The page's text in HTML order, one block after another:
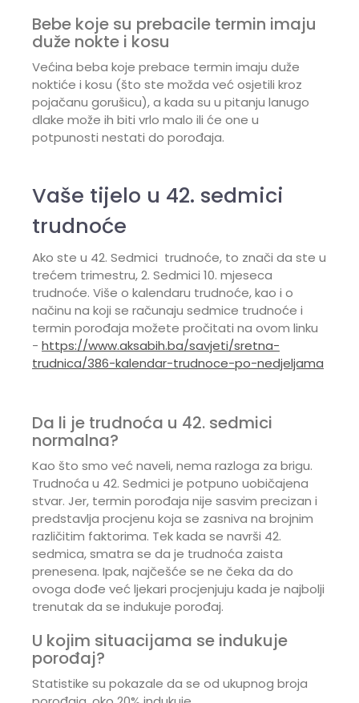
Bebe koje su prebacile termin imaju
duže nokte i kosu
Većina beba koje prebace termin imaju duže
noktiće i kosu (što ste možda već osjetili kroz
pojačanu gorušicu), a kada su u pitanju lanugo
dlake može ih biti vrlo malo ili će one u
potpunosti nestati do porođaja.
Vaše tijelo u 42. sedmici
trudnoće
Ako ste u 42. Sedmici trudnoće, to znači da ste u
trećem trimestru, 2. Sedmici 10. mjeseca
trudnoće. Više o kalendaru trudnoće, kao i o
načinu na koji se računaju sedmice trudnoće i
termin porođaja možete pročitati na ovom linku
- https://www.aksabih.ba/savjeti/sretna-
trudnica/386-kalendar-trudnoce-po-nedjeljama
Da li je trudnoća u 42. sedmici
normalna?
Kao što smo već naveli, nema razloga za brigu.
Trudnoća u 42. Sedmici je potpuno uobičajena
stvar. Jer, termin porođaja nije sasvim precizan i
predstavlja procjenu koja se zasniva na brojnim
različitim faktorima. Tek kada se navrši 42.
sedmica, smatra se da je trudnoća zaista
prenesena. Ipak, najčešće se ne čeka da do
ovoga dođe već ljekari procjenjuju kada je najbolji
trenutak da se indukuje porođaj.
U kojim situacijama se indukuje
porođaj?
Statistike su pokazale da se od ukupnog broja